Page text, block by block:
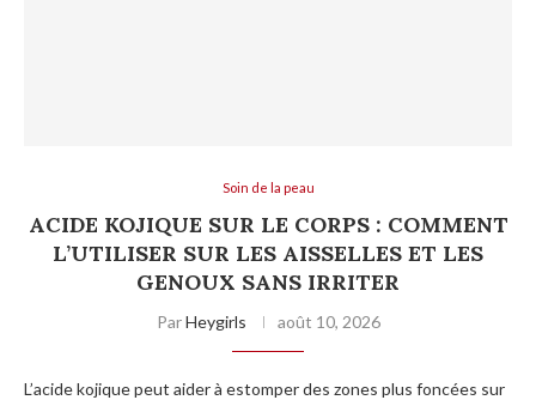
Soin de la peau
ACIDE KOJIQUE SUR LE CORPS : COMMENT
L’UTILISER SUR LES AISSELLES ET LES
GENOUX SANS IRRITER
ParHeygirls août 10, 2026
L’acide kojique peut aider à estomper des zones plus foncées sur